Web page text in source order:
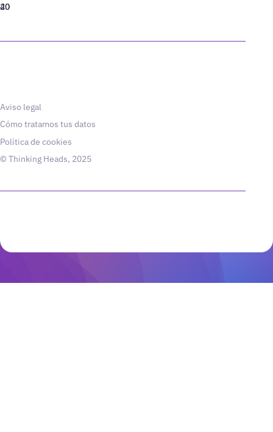
40
20
Aviso legal
Cómo tratamos tus datos
Política de cookies
© Thinking Heads, 2025